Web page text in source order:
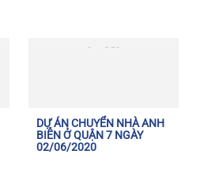
DỰ ÁN CHUYỂN NHÀ ANH
BIỄN Ở QUẬN 7 NGÀY
02/06/2020